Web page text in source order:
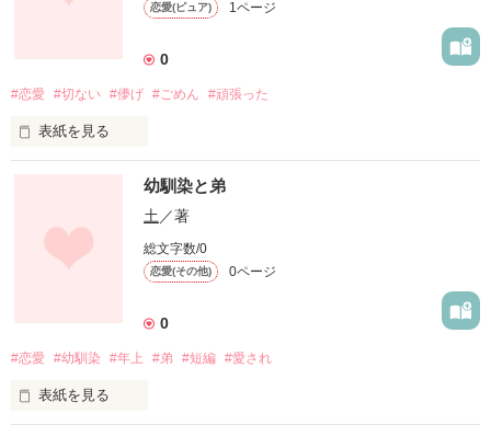
恋愛(ピュア) 1ページ
0
#恋愛 #切ない #儚げ #ごめん #頑張った
表紙を見る
作品を読む
幼馴染と弟
土 ／著
総文字数/0
恋愛(その他) 0ページ
0
#恋愛 #幼馴染 #年上 #弟 #短編 #愛され
表紙を見る